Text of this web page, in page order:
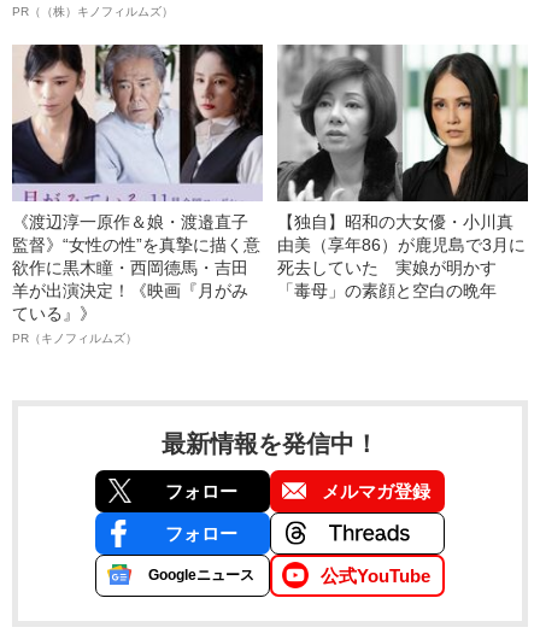
PR（（株）キノフィルムズ）
《渡辺淳一原作＆娘・渡邉直子
監督》“女性の性”を真摯に描く意
欲作に黒木瞳・西岡德馬・吉田
羊が出演決定！《映画『月がみ
ている』》
PR（キノフィルムズ）
【独自】昭和の大女優・小川真
由美（享年86）が鹿児島で3月に
死去していた 実娘が明かす
「毒母」の素顔と空白の晩年
最新情報を発信中！
フォロー メルマガ登録
フォロー
Googleニュース 公式YouTube